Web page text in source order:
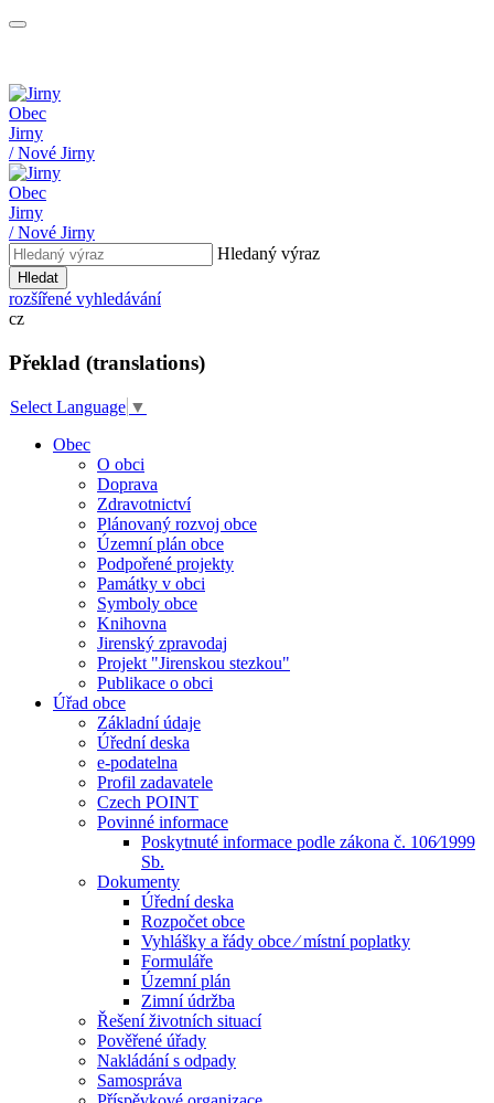
Obec
Jirny
/ Nové Jirny
Obec
Jirny
/ Nové Jirny
Hledaný výraz
Hledat
rozšířené vyhledávání
cz
Překlad (translations)
Select Language ▼
Obec
O obci
Doprava
Zdravotnictví
Plánovaný rozvoj obce
Územní plán obce
Podpořené projekty
Památky v obci
Symboly obce
Knihovna
Jirenský zpravodaj
Projekt "Jirenskou stezkou"
Publikace o obci
Úřad obce
Základní údaje
Úřední deska
e-podatelna
Profil zadavatele
Czech POINT
Povinné informace
Poskytnuté informace podle zákona č. 106⁄1999
Sb.
Dokumenty
Úřední deska
Rozpočet obce
Vyhlášky a řády obce ⁄ místní poplatky
Formuláře
Územní plán
Zimní údržba
Řešení životních situací
Pověřené úřady
Nakládání s odpady
Samospráva